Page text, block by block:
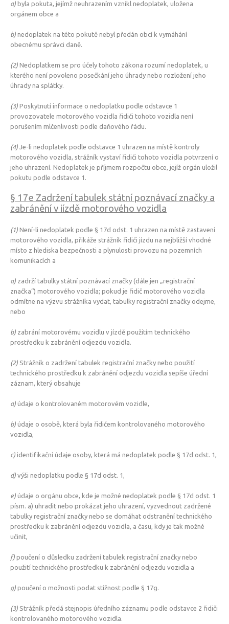
a) byla pokuta, jejímž neuhrazením vznikl nedoplatek, uložena
orgánem obce a
b) nedoplatek na této pokutě nebyl předán obcí k vymáhání
obecnému správci daně.
(2) Nedoplatkem se pro účely tohoto zákona rozumí nedoplatek, u
kterého není povoleno posečkání jeho úhrady nebo rozložení jeho
úhrady na splátky.
(3) Poskytnutí informace o nedoplatku podle odstavce 1
provozovatele motorového vozidla řidiči tohoto vozidla není
porušením mlčenlivosti podle daňového řádu.
(4) Je-li nedoplatek podle odstavce 1 uhrazen na místě kontroly
motorového vozidla, strážník vystaví řidiči tohoto vozidla potvrzení o
jeho uhrazení. Nedoplatek je příjmem rozpočtu obce, jejíž orgán uložil
pokutu podle odstavce 1.
§ 17e Zadržení tabulek státní poznávací značky a
zabránění v iízdě motorového vozidla
(1) Není-li nedoplatek podle § 17d odst. 1 uhrazen na místě zastavení
motorového vozidla, přikáže strážník řidiči jízdu na nejbližší vhodné
místo z hlediska bezpečnosti a plynulosti provozu na pozemních
komunikacích a
a) zadrží tabulky státní poznávací značky (dále jen „registrační
značka“) motorového vozidla; pokud je řidič motorového vozidla
odmítne na výzvu strážníka vydat, tabulky registrační značky odejme,
nebo
b) zabrání motorovému vozidlu v jízdě použitím technického
prostředku k zabránění odjezdu vozidla.
(2) Strážník o zadržení tabulek registrační značky nebo použití
technického prostředku k zabránění odjezdu vozidla sepíše úřední
záznam, který obsahuje
a) údaje o kontrolovaném motorovém vozidle,
b) údaje o osobě, která byla řidičem kontrolovaného motorového
vozidla,
c) identifikační údaje osoby, která má nedoplatek podle § 17d odst. 1,
d) výši nedoplatku podle § 17d odst. 1,
e) údaje o orgánu obce, kde je možné nedoplatek podle § 17d odst. 1
písm. a) uhradit nebo prokázat jeho uhrazení, vyzvednout zadržené
tabulky registrační značky nebo se domáhat odstranění technického
prostředku k zabránění odjezdu vozidla, a času, kdy je tak možné
učinit,
f) poučení o důsledku zadržení tabulek registrační značky nebo
použití technického prostředku k zabránění odjezdu vozidla a
g) poučení o možnosti podat stížnost podle § 17g.
(3) Strážník předá stejnopis úředního záznamu podle odstavce 2 řidiči
kontrolovaného motorového vozidla.